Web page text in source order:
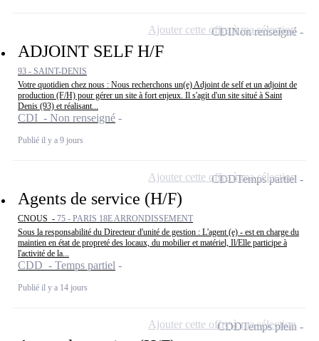
ADJOINT SELF H/F
93 - SAINT-DENIS
Votre quotidien chez nous : Nous recherchons un(e) Adjoint de self et un adjoint de
production (F/H) pour gérer un site à fort enjeux. Il s'agit d'un site situé à Saint
Denis (93) et réalisant...
CDI - Non renseigné
Publié il y a 9 jours
CDINon renseigné
Ajouter cette offre à ma sélection
Agents de service (H/F)
CNOUS - 75 - PARIS 18E ARRONDISSEMENT
Sous la responsabilité du Directeur d'unité de gestion : L'agent (e) - est en charge du
maintien en état de propreté des locaux, du mobilier et matériel, Il/Elle participe à
l'activité de la...
CDD - Temps partiel
Publié il y a 14 jours
CDDTemps partiel
Ajouter cette offre à ma sélection
CDDTemps plein
Ajouter cette offre à ma sélection